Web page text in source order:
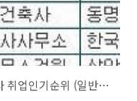
[건설워커 랭킹 2014년 3월] 건설사 취업인기순위 (일반건설, 전문건설, 건축설계, 엔지니어링, 인테리어)